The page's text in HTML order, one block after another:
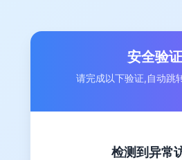
安全验证
请完成以下验证,自动跳
检测到异常